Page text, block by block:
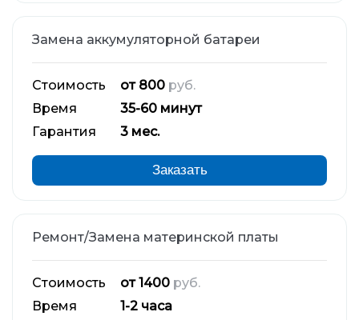
Замена аккумуляторной батареи
Стоимость от 800 руб.
Время
35-60 минут
Гарантия
3 мес.
Заказать
Ремонт/Замена материнской платы
Стоимость от 1400 руб.
Время
1-2 часа